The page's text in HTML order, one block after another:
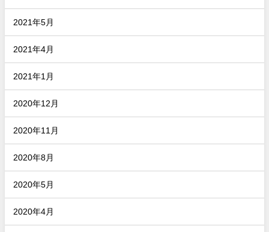
2021年5月
2021年4月
2021年1月
2020年12月
2020年11月
2020年8月
2020年5月
2020年4月